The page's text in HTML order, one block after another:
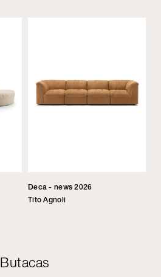
Deca - news 2026
Tito Agnoli
Butacas